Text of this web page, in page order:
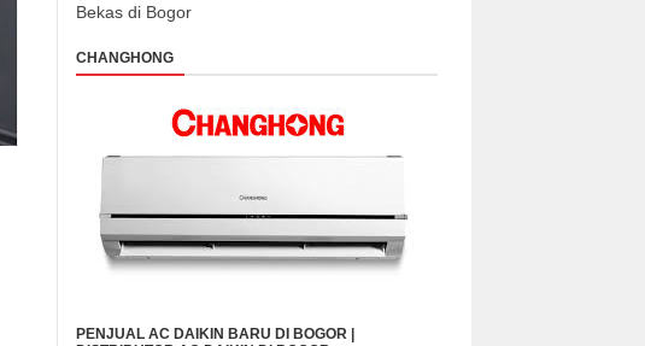
Bekas di Bogor
CHANGHONG
PENJUAL AC DAIKIN BARU DI BOGOR |